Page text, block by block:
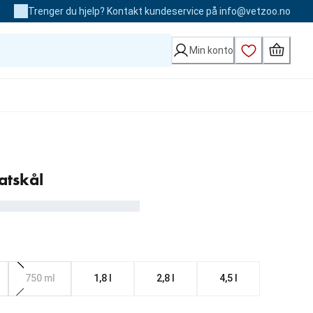
Trenger du hjelp? Kontakt kundeservice på info@vetzoo.no
Min konto
750 ml 1,8 l 2,8 l 4,5 l